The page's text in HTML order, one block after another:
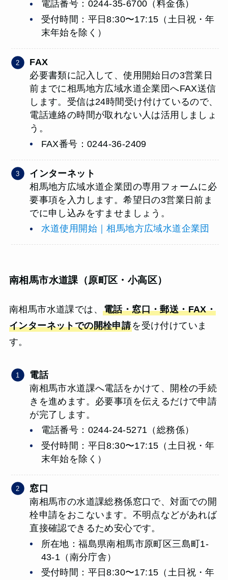
電話番号：0244-35-6700（料金係）
受付時間：平日8:30〜17:15（土日祝・年
末年始を除く）
FAX
必要書類に記入して、使用開始日の3営業日
前までに相馬地方広域水道企業団へFAX送信
します。受信は24時間受け付けているので、
電話連絡の時間が取れない人は活用しましょ
う。
FAX番号：0244-36-2409
インターネット
相馬地方広域水道企業団の専用フォームに必
要事項を入力します。希望日の3営業日前ま
でに申し込みをすませましょう。
水道使用開始｜相馬地方広域水道企業団
南相馬市水道課（原町区・小高区）
南相馬市水道課では、 電話・窓口・郵送・FAX・
インターネットでの開栓申請を受け付けていま
す。
電話
南相馬市水道課へ電話をかけて、開栓の手続
きを進めます。必要事項を伝えるだけで申請
が完了します。
電話番号：0244-24-5271（総務係）
受付時間：平日8:30〜17:15（土日祝・年
末年始を除く）
窓口
南相馬市の水道課総務係窓口で、対面での開
栓申請をおこないます。不明点などがあれば
直接確認できるため安心です。
所在地：福島県南相馬市原町区三島町1-
43-1（南分庁舎）
受付時間：平日8:30〜17:15（土日祝・年